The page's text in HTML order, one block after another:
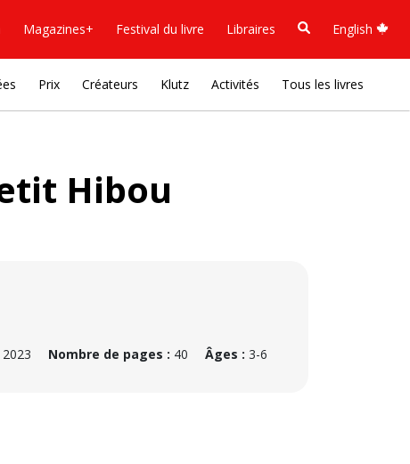
Magazines+ Festival du livre Libraires English
Prix Créateurs Klutz Activités Tous les livres
Hibou
Nombre de pages : 40 Âges : 3-6